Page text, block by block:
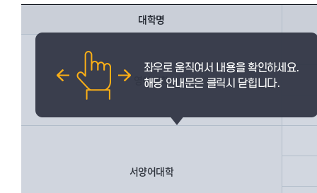
대학명
영어대학
서양어대학